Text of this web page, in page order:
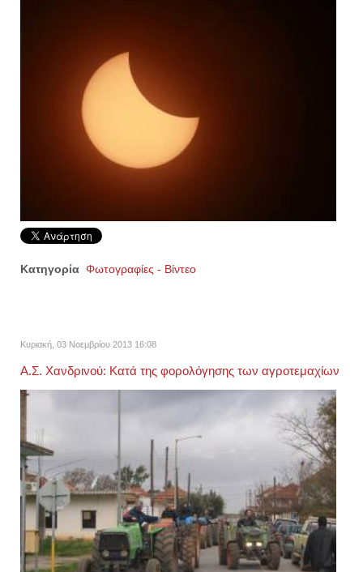
Κατηγορία Φωτογραφίες - Βίντεο
Κυριακή, 03 Νοεμβρίου 2013 16:08
Α.Σ. Χανδρινού: Κατά της φορολόγησης των αγροτεμαχίων